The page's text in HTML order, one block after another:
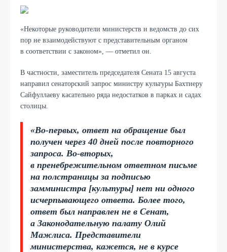
«Некоторые руководители министерств и ведомств до сих
пор не взаимодействуют с представительным органом
в соответствии с законом», — отметил он.
В частности, заместитель председателя Сената 15 августа
направил сенаторский запрос министру культуры Бахтиеру
Сайфуллаеву касательно ряда недостатков в парках и садах
столицы.
«Во-первых, ответ на обращение был
получен через 40 дней после повторного
запроса. Во-вторых,
в пренебрежительном ответном письме
на полстраницы за подписью
замминистра [культуры] нет ни одного
исчерпывающего ответа. Более того,
ответ был направлен не в Сенат,
а Законодательную палату Олий
Мажлиса. Представители
министерства, кажется, не в курсе